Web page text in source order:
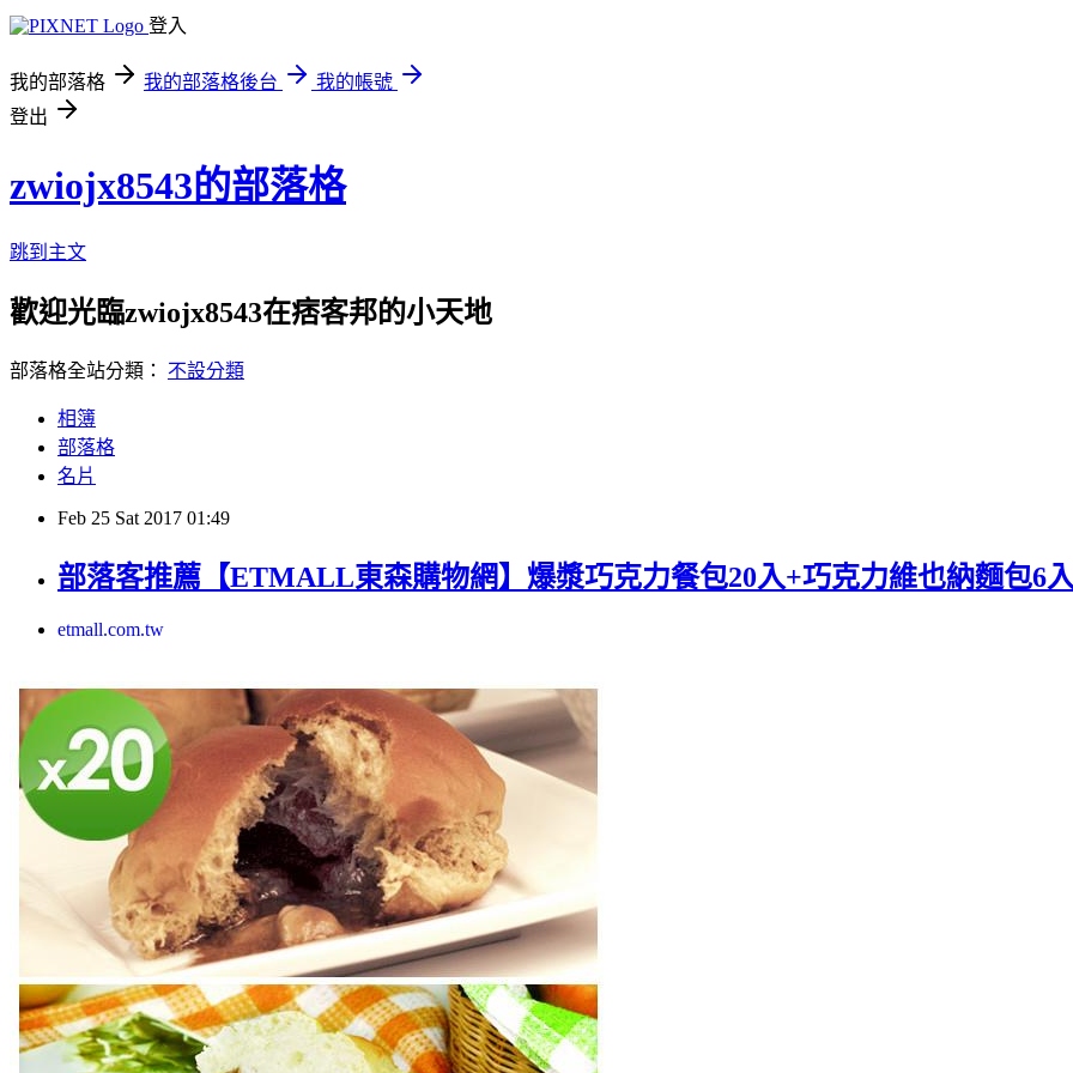
登入
我的部落格 我的部落格後台
我的帳號
登出
zwiojx8543的部落格
跳到主文
歡迎光臨zwiojx8543在痞客邦的小天地
部落格全站分類： 不設分類
相簿
部落格
名片
Feb 25 Sat 2017 01:49
部落客推薦【ETMALL東森購物網】爆漿巧克力餐包20入+巧克力維也納麵包6
etmall.com.tw